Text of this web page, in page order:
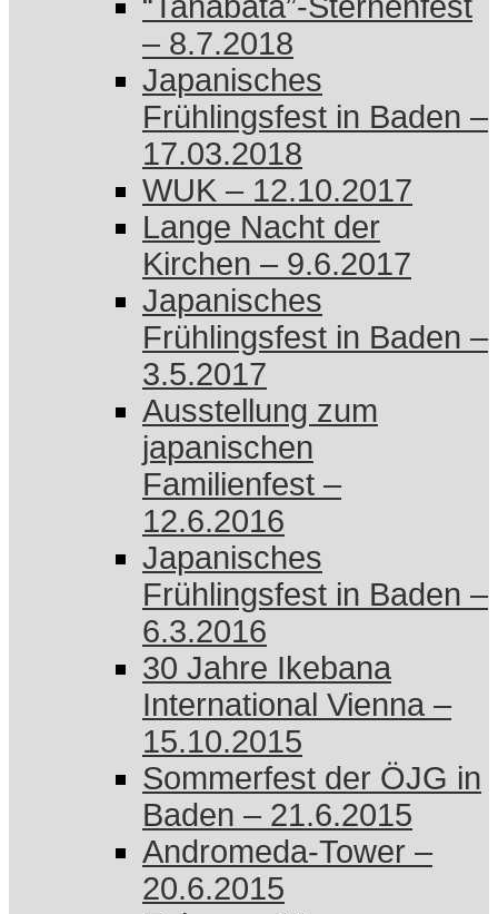
– 8.7.2018
Japanisches
Frühlingsfest in Baden –
17.03.2018
WUK – 12.10.2017
Lange Nacht der
Kirchen – 9.6.2017
Japanisches
Frühlingsfest in Baden –
3.5.2017
Ausstellung zum
japanischen
Familienfest –
12.6.2016
Japanisches
Frühlingsfest in Baden –
6.3.2016
30 Jahre Ikebana
International Vienna –
15.10.2015
Sommerfest der ÖJG in
Baden – 21.6.2015
Andromeda-Tower –
20.6.2015